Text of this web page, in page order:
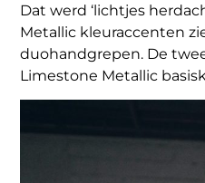
Dat werd ‘lichtjes
Metallic kleuraccenten
duohandgrepen. De
Limestone Metallic